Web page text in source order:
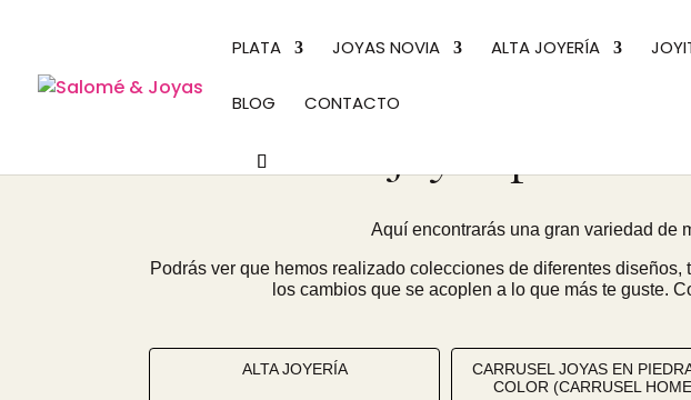
PLATA JOYAS NOVIA ALTA JOYERÍA
BLOG CONTACTO
Aquí encontrarás una gran variedad de
Podrás ver que hemos realizado colecciones de diferentes
los cambios que se acoplen a lo que más te guste.
ALTA JOYERÍA
CARRUSEL JOYAS EN
COLOR (CARRUSEL